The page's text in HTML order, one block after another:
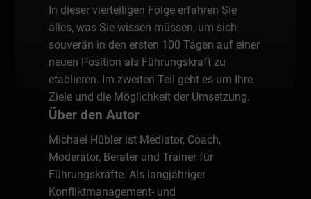
In dieser vierteiligen Folge erfahren Sie
alles, was Sie wissen müssen, um sich
souverän in den ersten 100 Tagen auf einer
neuen Position als Führungskraft zu
etablieren. Im zweiten Teil geht es um Ihre
Ziele und die Möglichkeit der Umsetzung.
Über den Autor
Michael Hübler ist Mediator, Coach,
Moderator, Berater und Trainer für
Führungskräfte. Als langjähriger
Konfliktmanagement- und